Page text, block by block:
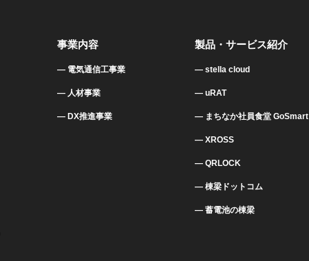
事業内容
電気通信工事業
人材事業
DX推進事業
製品・サービス紹介
stella cloud
uRAT
まちなか社員食堂 GoSmart
XROSS
QRLOCK
棟梁ドットコム
蓄電池の棟梁